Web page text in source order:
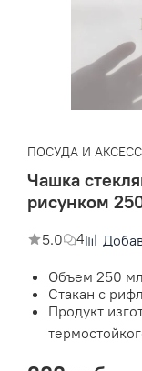
ПОСУДА И
Чашка
рисунком
5.0 4
Объем 250
Стакан с
Продукт